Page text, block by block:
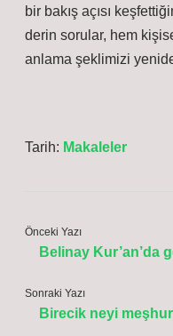
bir bakış açısı
derin sorular, hem
anlama şeklimizi
Tarih: Makaleler
Önceki Yazı
Belinay Kur’an’da
Sonraki Yazı
Birecik neyi